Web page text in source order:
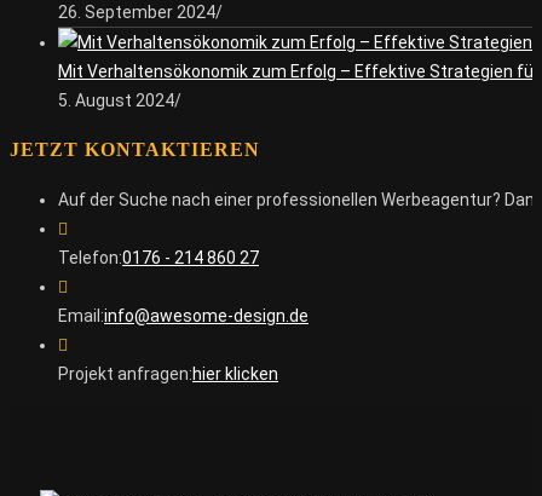
26. September 2024/
Mit Verhaltensökonomik zum Erfolg – Effektive Strategien für
5. August 2024/
JETZT KONTAKTIEREN
Auf der Suche nach einer professionellen Werbeagentur?
Telefon:0176 - 214 860 27
Email:info@awesome-design.de
Projekt anfragen:hier klicken